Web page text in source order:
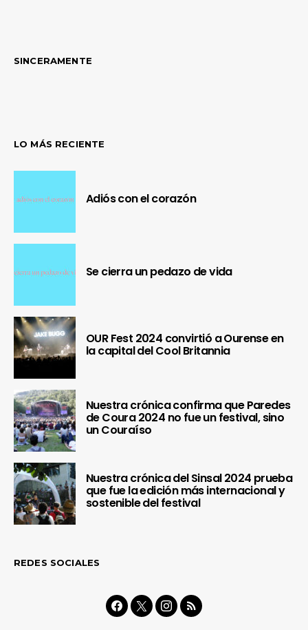
SINCERAMENTE
LO MÁS RECIENTE
Adiós con el corazón
Se cierra un pedazo de vida
OUR Fest 2024 convirtió a Ourense en
la capital del Cool Britannia
Nuestra crónica confirma que Paredes
de Coura 2024 no fue un festival, sino
un Couraíso
Nuestra crónica del Sinsal 2024 prueba
que fue la edición más internacional y
sostenible del festival
REDES SOCIALES